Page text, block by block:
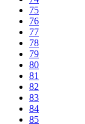
75
76
77
78
79
80
81
82
83
84
85